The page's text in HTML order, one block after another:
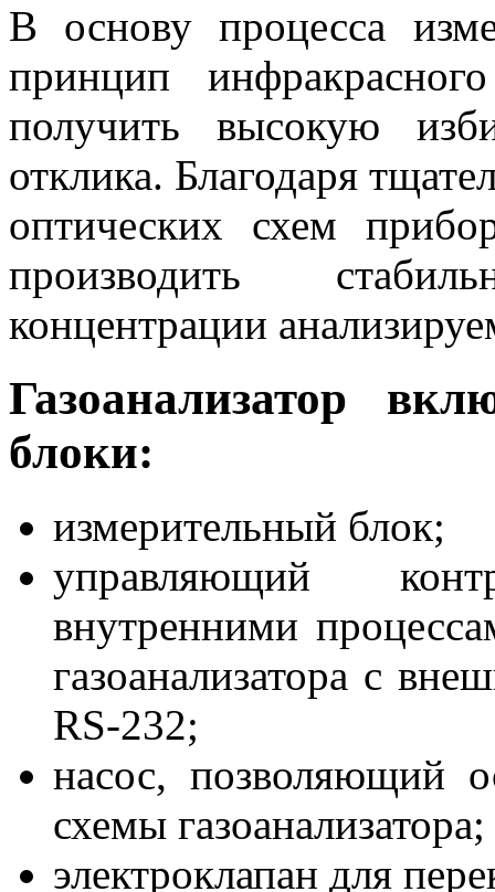
В основу процесса
принцип
получить высокую
отклика. Благодаря
оптических схем
производить
концентрации
Газоанализатор
блоки:
измерительный блок;
управляющий
внутренними
газоанализатора с
RS-232;
насос, позволяющий
схемы газоанализатора;
электроклапан для